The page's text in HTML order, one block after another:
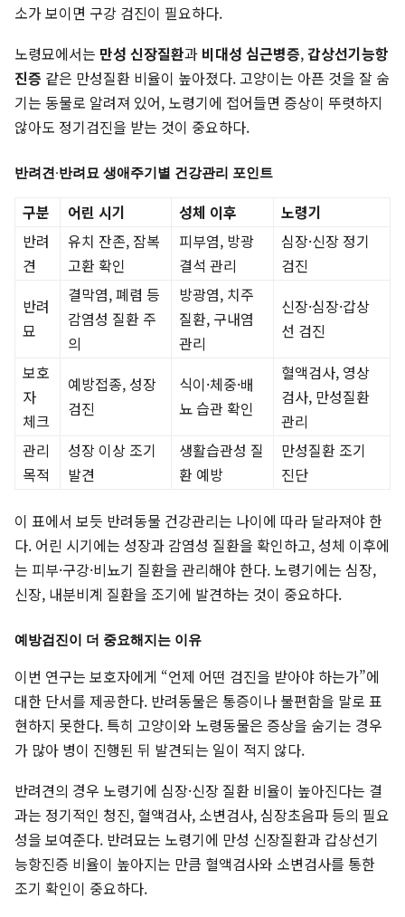
소가 보이면 구강 검진이 필요하다.
노령묘에서는 만성 신장질환과 비대성 심근병증,갑상선기능항
진증 같은 만성질환 비율이 높아졌다. 고양이는 아픈 것을 잘 숨
기는 동물로 알려져 있어, 노령기에 접어들면 증상이 뚜렷하지
않아도 정기검진을 받는 것이 중요하다.
반려견·반려묘 생애주기별 건강관리 포인트
구분 어린 시기 성체 이후
노령기
반려
견
유치 잔존, 잠복
고환 확인
피부염, 방광
결석 관리
심장·신장 정기
검진
반려
묘
결막염, 폐렴 등
감염성 질환 주
의
방광염, 치주
질환, 구내염
관리
신장·심장·갑상
선 검진
보호
자
체크
예방접종, 성장
검진
식이·체중·배
뇨 습관 확인
혈액검사, 영상
검사, 만성질환
관리
관리
목적
성장 이상 조기
발견
생활습관성 질
환 예방
만성질환 조기
진단
이 표에서 보듯 반려동물 건강관리는 나이에 따라 달라져야 한
다. 어린 시기에는 성장과 감염성 질환을 확인하고, 성체 이후에
는 피부·구강·비뇨기 질환을 관리해야 한다. 노령기에는 심장,
신장, 내분비계 질환을 조기에 발견하는 것이 중요하다.
예방검진이 더 중요해지는 이유
이번 연구는 보호자에게 “언제 어떤 검진을 받아야 하는가”에
대한 단서를 제공한다. 반려동물은 통증이나 불편함을 말로 표
현하지 못한다. 특히 고양이와 노령동물은 증상을 숨기는 경우
가 많아 병이 진행된 뒤 발견되는 일이 적지 않다.
반려견의 경우 노령기에 심장·신장 질환 비율이 높아진다는 결
과는 정기적인 청진, 혈액검사, 소변검사, 심장초음파 등의 필요
성을 보여준다. 반려묘는 노령기에 만성 신장질환과 갑상선기
능항진증 비율이 높아지는 만큼 혈액검사와 소변검사를 통한
조기 확인이 중요하다.